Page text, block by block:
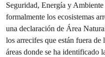
Seguridad, Energía y
formalmente los ecosistemas
una declaración de Área
los arrecifes que están fuera
áreas donde se ha identificado